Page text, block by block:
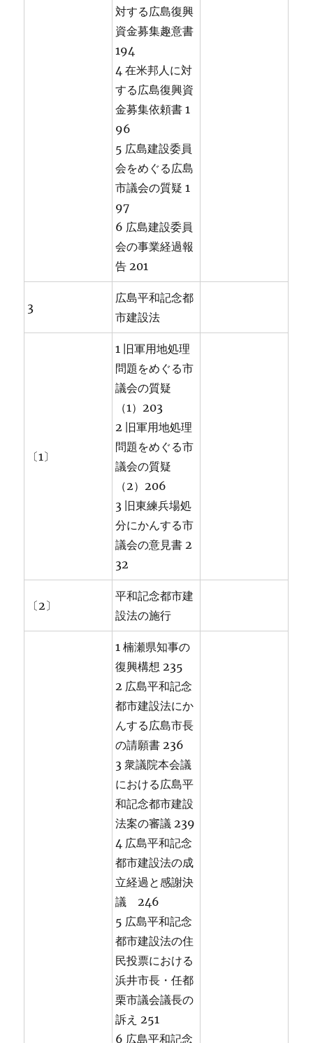
対する広島復興
資金募集趣意書
194
4 在米邦人に対
する広島復興資
金募集依頼書 1
96
5 広島建設委員
会をめぐる広島
市議会の質疑 1
97
6 広島建設委員
会の事業経過報
告 201
3
広島平和記念都
市建設法
〔1〕
1 旧軍用地処理
問題をめぐる市
議会の質疑
（1）203
2 旧軍用地処理
問題をめぐる市
議会の質疑
（2）206
3 旧東練兵場処
分にかんする市
議会の意見書 2
32
〔2〕
平和記念都市建
設法の施行
1 楠瀬県知事の
復興構想 235
2 広島平和記念
都市建設法にか
んする広島市長
の請願書 236
3 衆議院本会議
における広島平
和記念都市建設
法案の審議 239
4 広島平和記念
都市建設法の成
立経過と感謝決
議 246
5 広島平和記念
都市建設法の住
民投票における
浜井市長・任都
栗市議会議長の
訴え 251
6 広島平和記念